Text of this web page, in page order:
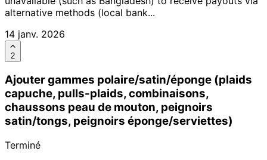
alternative methods (local bank...
14 janv. 2026
2
Ajouter gammes polaire/satin/éponge (plaids
capuche, pulls-plaids, combinaisons,
chaussons peau de mouton, peignoirs
satin/tongs, peignoirs éponge/serviettes)
Terminé